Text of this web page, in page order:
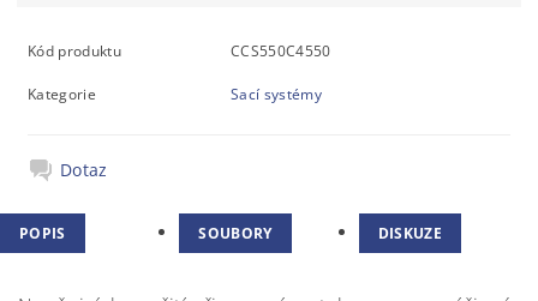
Kód produktu CCS550C4550
Kategorie Sací systémy
Dotaz
POPIS SOUBORY DISKUZE